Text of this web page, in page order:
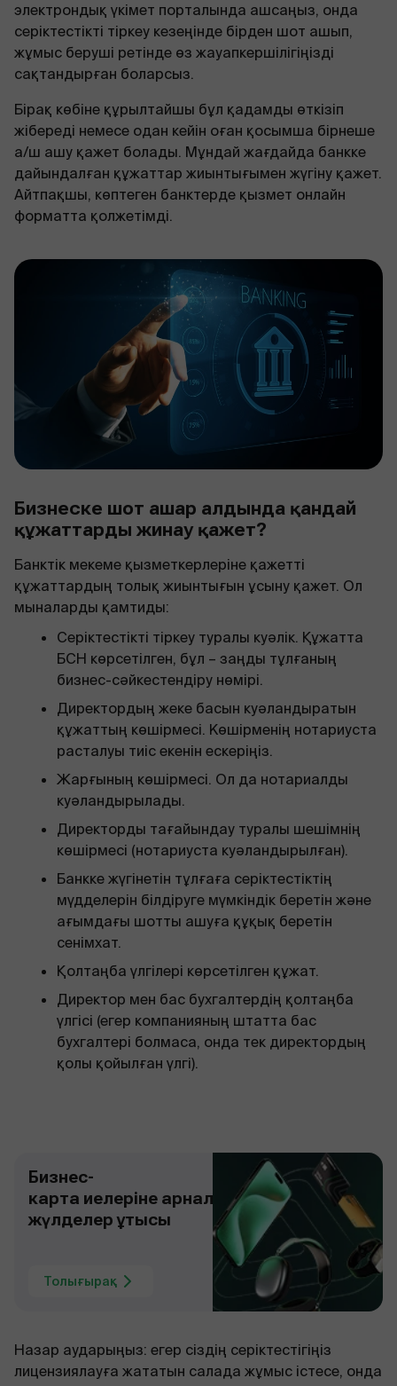
электрондық үкімет порталында ашсаңыз, онда
серіктестікті тіркеу кезеңінде бірден шот ашып,
жұмыс беруші ретінде өз жауапкершілігіңізді
сақтандырған боларсыз.
Бірақ көбіне құрылтайшы бұл қадамды өткізіп
жібереді немесе одан кейін оған қосымша бірнеше
а/ш ашу қажет болады. Мұндай жағдайда банкке
дайындалған құжаттар жиынтығымен жүгіну қажет.
Айтпақшы, көптеген банктерде қызмет онлайн
форматта қолжетімді.
Бизнеске шот ашар алдында қандай
құжаттарды жинау қажет?
Банктік мекеме қызметкерлеріне қажетті
құжаттардың толық жиынтығын ұсыну қажет. Ол
мыналарды қамтиды:
Серіктестікті тіркеу туралы куәлік. Құжатта
БСН көрсетілген, бұл – заңды тұлғаның
бизнес-сәйкестендіру нөмірі.
Директордың жеке басын куәландыратын
құжаттың көшірмесі. Көшірменің нотариуста
расталуы тиіс екенін ескеріңіз.
Жарғының көшірмесі. Ол да нотариалды
куәландырылады.
Директорды тағайындау туралы шешімнің
көшірмесі (нотариуста куәландырылған).
Банкке жүгінетін тұлғаға серіктестіктің
мүдделерін білдіруге мүмкіндік беретін және
ағымдағы шотты ашуға құқық беретін
сенімхат.
Қолтаңба үлгілері көрсетілген құжат.
Директор мен бас бухгалтердің қолтаңба
үлгісі (егер компанияның штатта бас
бухгалтері болмаса, онда тек директордың
қолы қойылған үлгі).
Бизнес-
карта иелеріне арналған
жүлделер ұтысы
Толығырақ
Назар аударыңыз: егер сіздің серіктестігіңіз
лицензиялауға жататын салада жұмыс істесе, онда